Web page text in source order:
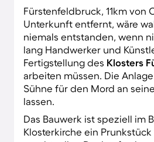
Fürstenfeldbruck, 11km von
Unterkunft entfernt, wäre
niemals entstanden, wenn
lang Handwerker und
Fertigstellung des Klosters
arbeiten müssen. Die
Sühne für den Mord an
lassen.
Das Bauwerk ist speziell im
Klosterkirche ein